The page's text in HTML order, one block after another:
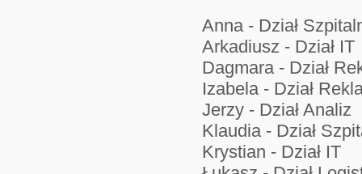
Anna - Dział
Arkadiusz - Dział IT
Dagmara - Dział
Izabela - Dział
Jerzy - Dział Analiz
Klaudia - Dział
Krystian - Dział IT